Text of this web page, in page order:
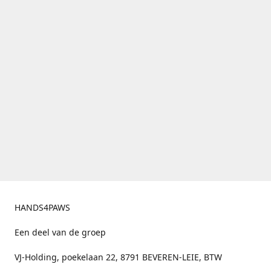
HANDS4PAWS
Een deel van de groep
VJ-Holding, poekelaan 22, 8791 BEVEREN-LEIE, BTW